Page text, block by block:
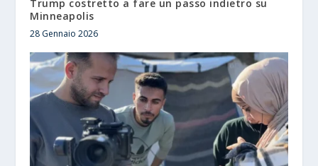
Trump costretto a fare un passo indietro su
Minneapolis
28 Gennaio 2026